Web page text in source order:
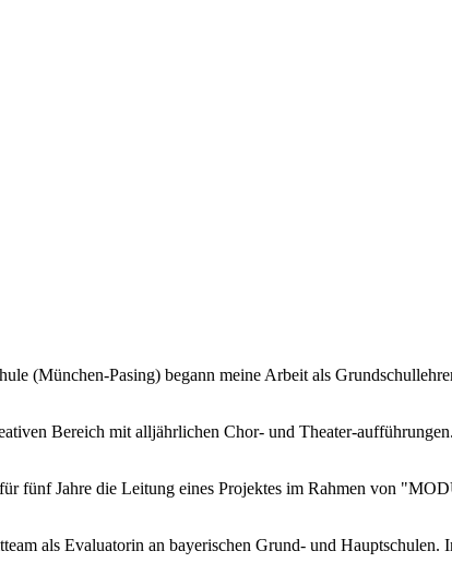
(München-Pasing) begann meine Arbeit als
Bereich mit alljährlichen Chor- und Theater-
fünf Jahre die Leitung eines Projektes im Rahmen von
als Evaluatorin an bayerischen Grund- und Hauptschulen.